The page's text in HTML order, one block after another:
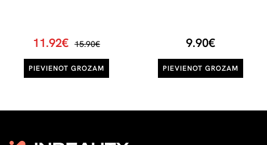
11.92€ 15.90€
PIEVIENOT GROZAM
9.90€
PIEVIENOT GROZAM